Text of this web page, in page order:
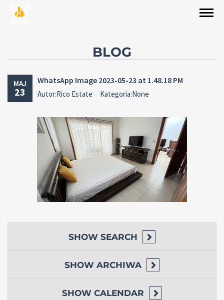
BLOG
MAJ
23
WhatsApp Image 2023-05-23 at 1.48.18 PM
Autor:Rico Estate Kategoria:None
SHOW SEARCH
SHOW ARCHIWA
SHOW CALENDAR